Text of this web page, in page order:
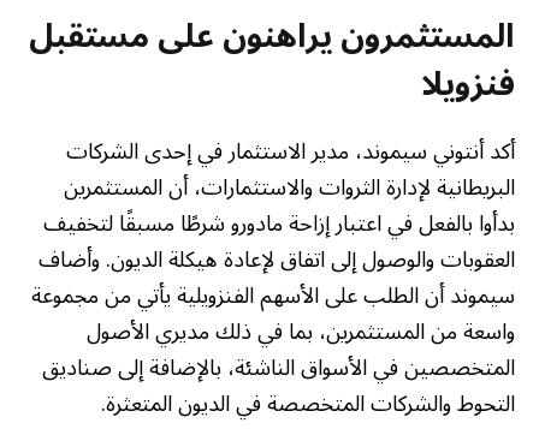
المستثمرون يراهنون على مستقبل
فنزويلا
أكد أنتوني سيموند، مدير الاستثمار في إحدى الشركات
البريطانية لإدارة الثروات والاستثمارات، أن المستثمرين
بدأوا بالفعل في اعتبار إزاحة مادورو شرطًا مسبقًا لتخفيف
العقوبات والوصول إلى اتفاق لإعادة هيكلة الديون. وأضاف
سيموند أن الطلب على الأسهم الفنزويلية يأتي من مجموعة
واسعة من المستثمرين، بما في ذلك مديري الأصول
المتخصصين في الأسواق الناشئة، بالإضافة إلى صناديق
التحوط والشركات المتخصصة في الديون المتعثرة.